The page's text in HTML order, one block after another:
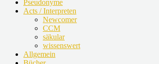
Pseudonyme
Acts / Interpreten
Newcomer
CCM
säkular
wissenswert
Allgemein